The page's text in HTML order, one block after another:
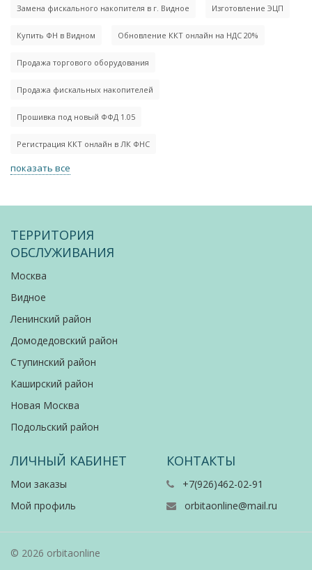
Замена фискального накопителя в г. Видное Изготовление ЭЦП
Купить ФН в Видном Обновление ККТ онлайн на НДС 20%
Продажа торгового оборудования
Продажа фискальных накопителей
Прошивка под новый ФФД 1.05
Регистрация ККТ онлайн в ЛК ФНС
показать все
ТЕРРИТОРИЯ
ОБСЛУЖИВАНИЯ
Москва
Видное
Ленинский район
Домодедовский район
Ступинский район
Каширский район
Новая Москва
Подольский район
ЛИЧНЫЙ КАБИНЕТ
Мои заказы
Мой профиль
КОНТАКТЫ
+7(926)462-02-91
orbitaonline@mail.ru
© 2026 orbitaonline